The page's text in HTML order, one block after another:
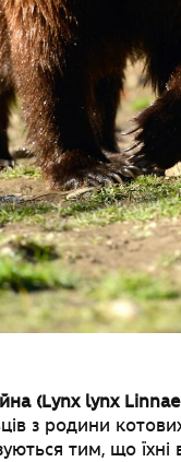
(Lynx lynx
з родини
тим, що їхні